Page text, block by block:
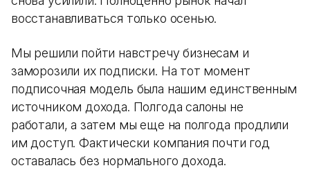
восстанавливаться только осенью.
Мы решили пойти навстречу бизнесам и
заморозили их подписки. На тот момент
подписочная модель была нашим единственным
источником дохода. Полгода салоны не
работали, а затем мы еще на полгода продлили
им доступ. Фактически компания почти год
оставалась без нормального дохода.